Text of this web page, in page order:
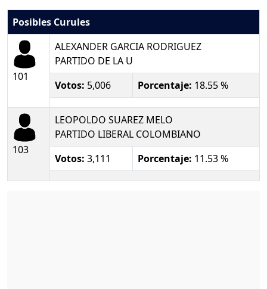
Posibles Curules
101
ALEXANDER GARCIA RODRIGUEZ
PARTIDO DE LA U
Votos: 5,006 Porcentaje: 18.55 %
103
LEOPOLDO SUAREZ MELO
PARTIDO LIBERAL COLOMBIANO
Votos: 3,111 Porcentaje: 11.53 %